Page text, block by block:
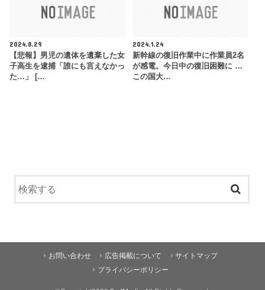
2024.8.29
【悲報】男児の遺体を遺棄した女
子高生を逮捕「誰にも言えなかっ
た…」 […
2024.1.24
新幹線の復旧作業中に作業員2名
が感電。今日中の復旧困難に …
この国大…
お問い合わせ 広告掲載について
サイトマップ
プライバシーポリシー